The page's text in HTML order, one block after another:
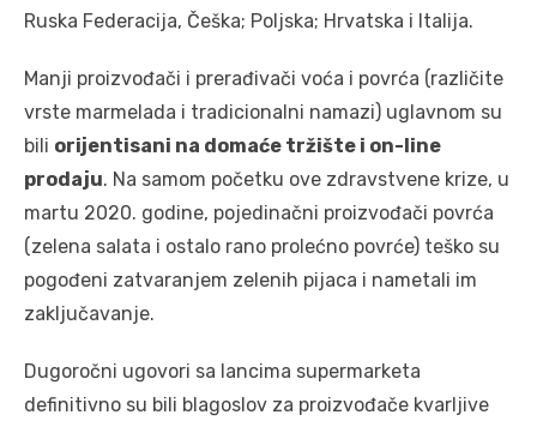
Ruska Federacija, Češka; Poljska; Hrvatska i Italija.
Manji proizvođači i prerađivači voća i povrća (različite
vrste marmelada i tradicionalni namazi) uglavnom su
bili orijentisani na domaće tržište i on-line
prodaju. Na samom početku ove zdravstvene krize, u
martu 2020. godine, pojedinačni proizvođači povrća
(zelena salata i ostalo rano prolećno povrće) teško su
pogođeni zatvaranjem zelenih pijaca i nametali im
zaključavanje.
Dugoročni ugovori sa lancima supermarketa
definitivno su bili blagoslov za proizvođače kvarljive